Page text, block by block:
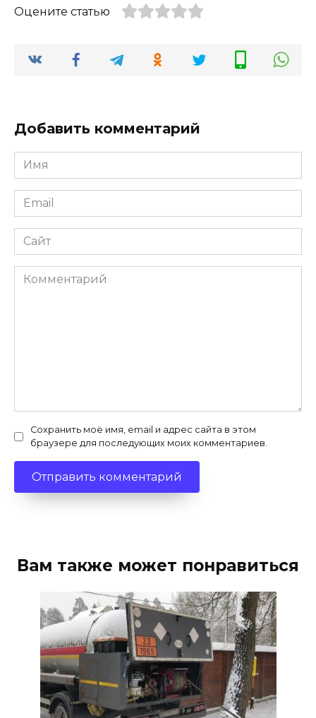
Оцените статью
Добавить комментарий
Имя
*
Email
*
Сайт
Комментарий
Сохранить моё имя, email и адрес сайта в этом
браузере для последующих моих комментариев.
Вам также может понравиться